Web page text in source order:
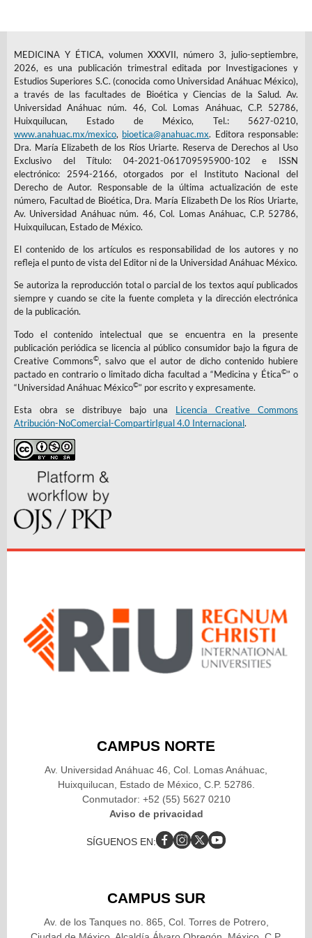
MEDICINA Y ÉTICA, volumen XXXVII, número 3, julio-septiembre,
2026, es una publicación trimestral editada por Investigaciones y
Estudios Superiores S.C. (conocida como Universidad Anáhuac México),
a través de las facultades de Bioética y Ciencias de la Salud. Av.
Universidad Anáhuac núm. 46, Col. Lomas Anáhuac, C.P. 52786,
Huixquilucan, Estado de México, Tel.: 5627-0210,
www.anahuac.mx/mexico, bioetica@anahuac.mx. Editora responsable:
Dra. María Elizabeth de los Ríos Uriarte. Reserva de Derechos al Uso
Exclusivo del Título: 04-2021-061709595900-102 e ISSN
electrónico: 2594-2166, otorgados por el Instituto Nacional del
Derecho de Autor. Responsable de la última actualización de este
número, Facultad de Bioética, Dra. María Elizabeth De los Ríos Uriarte,
Av. Universidad Anáhuac núm. 46, Col. Lomas Anáhuac, C.P. 52786,
Huixquilucan, Estado de México.
El contenido de los artículos es responsabilidad de los autores y no
refleja el punto de vista del Editor ni de la Universidad Anáhuac México.
Se autoriza la reproducción total o parcial de los textos aquí publicados
siempre y cuando se cite la fuente completa y la dirección electrónica
de la publicación.
Todo el contenido intelectual que se encuentra en la presente
publicación periódica se licencia al público consumidor bajo la figura de
Creative Commons©, salvo que el autor de dicho contenido hubiere
pactado en contrario o limitado dicha facultad a “Medicina y Ética©” o
“Universidad Anáhuac México©” por escrito y expresamente.
Esta obra se distribuye bajo una Licencia Creative Commons
Atribución-NoComercial-CompartirIgual 4.0 Internacional.
CAMPUS NORTE
Av. Universidad Anáhuac 46, Col. Lomas Anáhuac,
Huixquilucan, Estado de México, C.P. 52786.
Conmutador: +52 (55) 5627 0210
Aviso de privacidad
SÍGUENOS EN:
CAMPUS SUR
Av. de los Tanques no. 865, Col. Torres de Potrero,